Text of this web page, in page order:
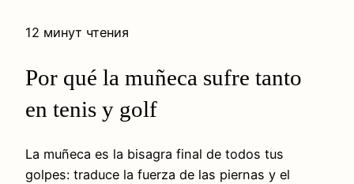
12 минут чтения
Por qué la muñeca sufre tanto
en tenis y golf
La muñeca es la bisagra final de todos tus
golpes: traduce la fuerza de las piernas y el